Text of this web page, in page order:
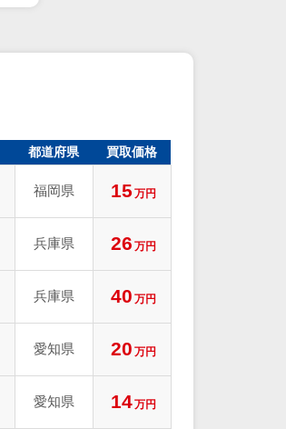
都道府県 買取価格
福岡県 15 万円
兵庫県 26 万円
兵庫県 40 万円
愛知県 20 万円
愛知県 14万円